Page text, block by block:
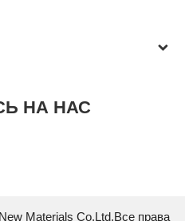
НА НАС
Materials Co.Ltd.Все права